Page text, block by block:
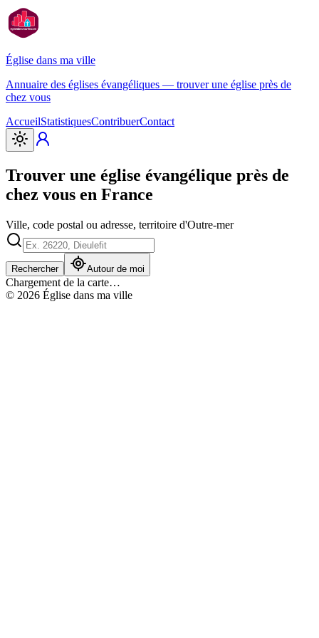
Église dans ma ville
Annuaire des églises évangéliques — trouver une église près de
chez vous
AccueilStatistiquesContribuerContact
Trouver une église évangélique près de
chez vous en France
Ville, code postal ou adresse, territoire d'Outre-mer
Rechercher Autour de moi
Chargement de la carte…
© 2026 Église dans ma ville